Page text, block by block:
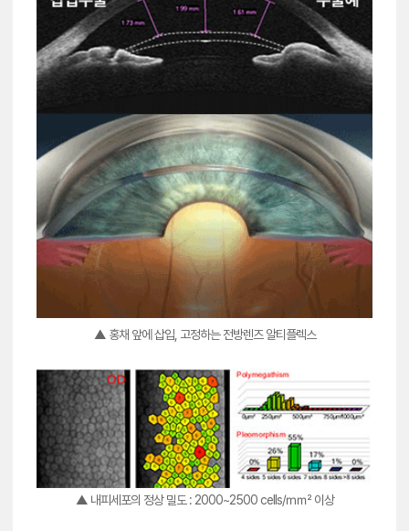
▲ 홍채 앞에 삽입, 고정하는 전방렌즈 알티플렉스
▲ 내피세포의 정상 밀도 : 2000~2500 cells/㎟ 이상